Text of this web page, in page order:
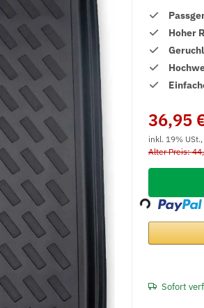
Hoher
36,95
inkl. 19%
Alter Preis:
Loading...
Sofort